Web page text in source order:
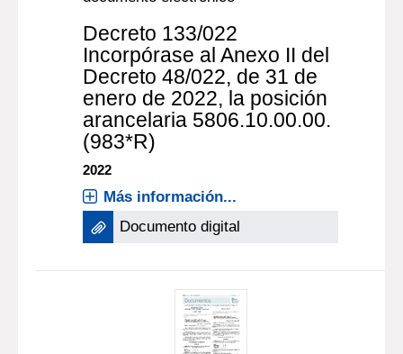
Decreto 133/022
Incorpórase al Anexo II del
Decreto 48/022, de 31 de
enero de 2022, la posición
arancelaria 5806.10.00.00.
(983*R)
2022
Más información...
Documento digital